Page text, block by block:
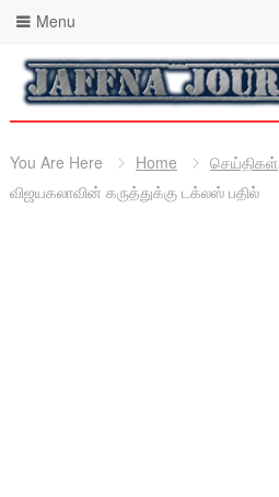
Menu
You Are Here Home செய்திகள்
விஜயகலாவின் கருத்துக்கு டக்லஸ் பதில்